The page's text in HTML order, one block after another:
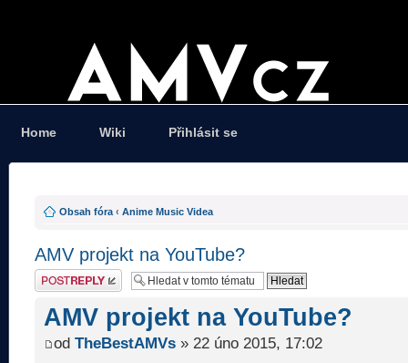
Home Wiki Přihlásit se
Obsah fóra ‹ Anime Music Videa
AMV projekt na YouTube?
Odeslat odpověď
AMV projekt na YouTube?
od TheBestAMVs » 22 úno 2015, 17:02